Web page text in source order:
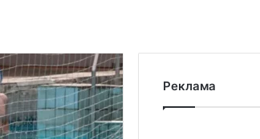
Реклама